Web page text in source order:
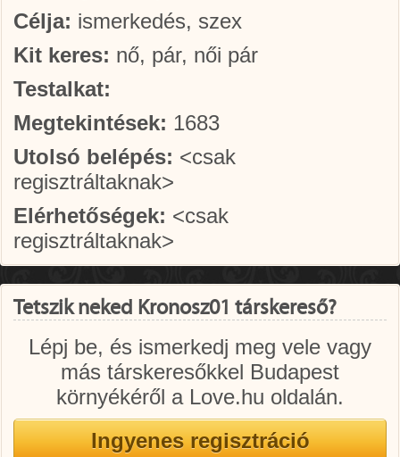
Célja: ismerkedés, szex
Kit keres: nő, pár, női pár
Testalkat:
Megtekintések: 1683
Utolsó belépés: <csak
regisztráltaknak>
Elérhetőségek: <csak
regisztráltaknak>
Tetszik neked Kronosz01 társkereső?
Lépj be, és ismerkedj meg vele vagy
más társkeresőkkel Budapest
környékéről a Love.hu oldalán.